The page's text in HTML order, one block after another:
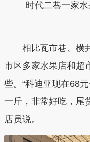
时代二巷一家水
相比瓦市巷、横井
市区多家水果店和超
些。“科迪亚现在68
一斤，非常好吃，尾
店员说。